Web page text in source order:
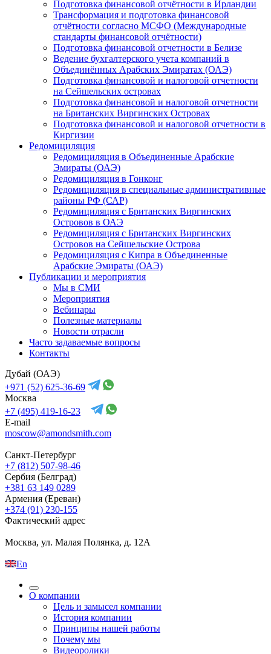
Подготовка финансовой отчётности в Ирландии
Трансформация и подготовка финансовой
отчётности согласно МСФО (Международные
стандарты финансовой отчётности)
Подготовка финансовой отчетности в Белизе
Ведение бухгалтерского учета компаний в
Объединённых Арабских Эмиратах (ОАЭ)
Подготовка финансовой и налоговой отчетности
на Сейшельских островах
Подготовка финансовой и налоговой отчетности
на Британских Виргинских Островах
Подготовка финансовой и налоговой отчетности в
Киргизии
Редомициляция
Редомициляция в Объединенные Арабские
Эмираты (ОАЭ)
Редомициляция в Гонконг
Редомициляция в специальные административные
районы РФ (САР)
Редомициляция с Британских Виргинских
Островов в ОАЭ
Редомициляция с Британских Виргинских
Островов на Сейшельские Острова
Редомициляция с Кипра в Объединенные
Арабские Эмираты (ОАЭ)
Публикации и мероприятия
Мы в СМИ
Мероприятия
Вебинары
Полезные материалы
Новости отрасли
Часто задаваемые вопросы
Контакты
Дубай (ОАЭ)
+971 (52) 625-36-69
Москва
+7 (495) 419-16-23
E-mail
moscow@amondsmith.com
Санкт-Петербург
+7 (812) 507-98-46
Сербия (Белград)
+381 63 149 0289
Армения (Ереван)
+374 (91) 230-155
Фактический адрес
Москва, ул. Малая Полянка, д. 12А
En
О компании
Цель и замысел компании
История компании
Принципы нашей работы
Почему мы
Видеоролики